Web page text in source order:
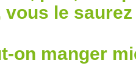
le
on manger